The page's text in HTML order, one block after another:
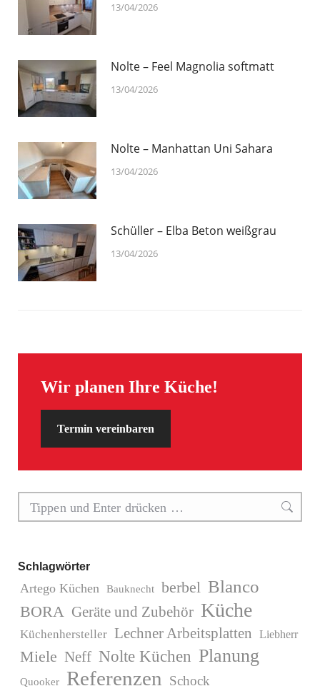
13/04/2026
Nolte – Feel Magnolia softmatt
13/04/2026
Nolte – Manhattan Uni Sahara
13/04/2026
Schüller – Elba Beton weißgrau
13/04/2026
Wir planen Ihre Küche!
Termin vereinbaren
Search:
Schlagwörter
Artego Küchen Bauknecht berbel Blanco
BORA Geräte und Zubehör Küche
Küchenhersteller Lechner Arbeitsplatten Liebherr
Miele Neff Nolte Küchen Planung
Quooker Referenzen Schock